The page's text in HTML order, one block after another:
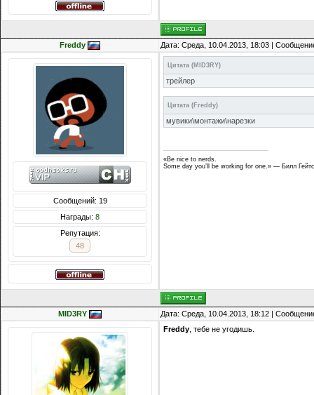
Freddy Дата: Среда, 10.04.2013, 18:03 |
Сообщений: 19
Награды: 8
Репутация:
48
Цитата (MID3RY)
трейлер
Цитата ( Freddy)
мувики\монтажи\нарезки
«Be nice to nerds.
Some day you’ll be working for one.» — Билл Гейтс
MID3RY Дата: Среда, 10.04.2013, 18:12 |
Freddy , тебе не угодишь.